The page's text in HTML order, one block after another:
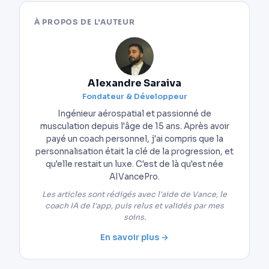
À PROPOS DE L'AUTEUR
Alexandre Saraiva
Fondateur & Développeur
Ingénieur aérospatial et passionné de
musculation depuis l'âge de 15 ans. Après avoir
payé un coach personnel, j'ai compris que la
personnalisation était la clé de la progression, et
qu'elle restait un luxe. C'est de là qu'est née
AIVancePro.
Les articles sont rédigés avec l'aide de Vance, le
coach IA de l'app, puis relus et validés par mes
soins.
En savoir plus →